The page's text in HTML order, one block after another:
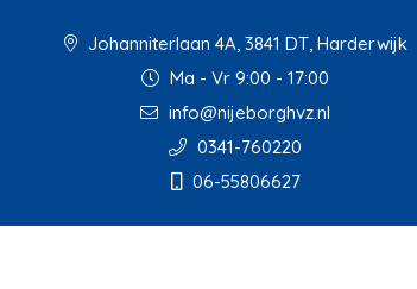
Johanniterlaan 4A, 3841 DT, Harderwijk
Ma - Vr 9:00 - 17:00
info@nijeborghvz.nl
0341-760220
06-55806627